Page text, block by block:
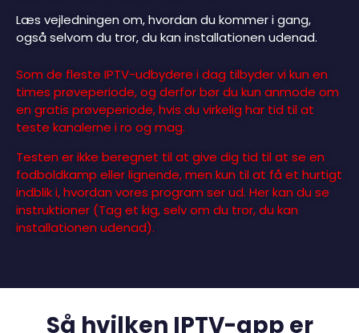
Læs vejledningen om, hvordan du kommer i gang,
også selvom du tror, du kan installationen udenad.
Som de fleste IPTV-udbydere i dag tilbyder vi kun en
times prøveperiode, og derfor bør du kun anmode om
en gratis prøveperiode, hvis du virkelig har tid til at
teste kanalerne i ro og mag.
Testen er ikke beregnet til at give dig tid til at se en
fodboldkamp eller lignende, men kun til at få et hurtigt
indblik i, hvordan vores program ser ud. Her kan du se
instruktioner (Tag et kig, selv om du tror, du kan
installationen udenad).
Så hvilken IPTV-app er